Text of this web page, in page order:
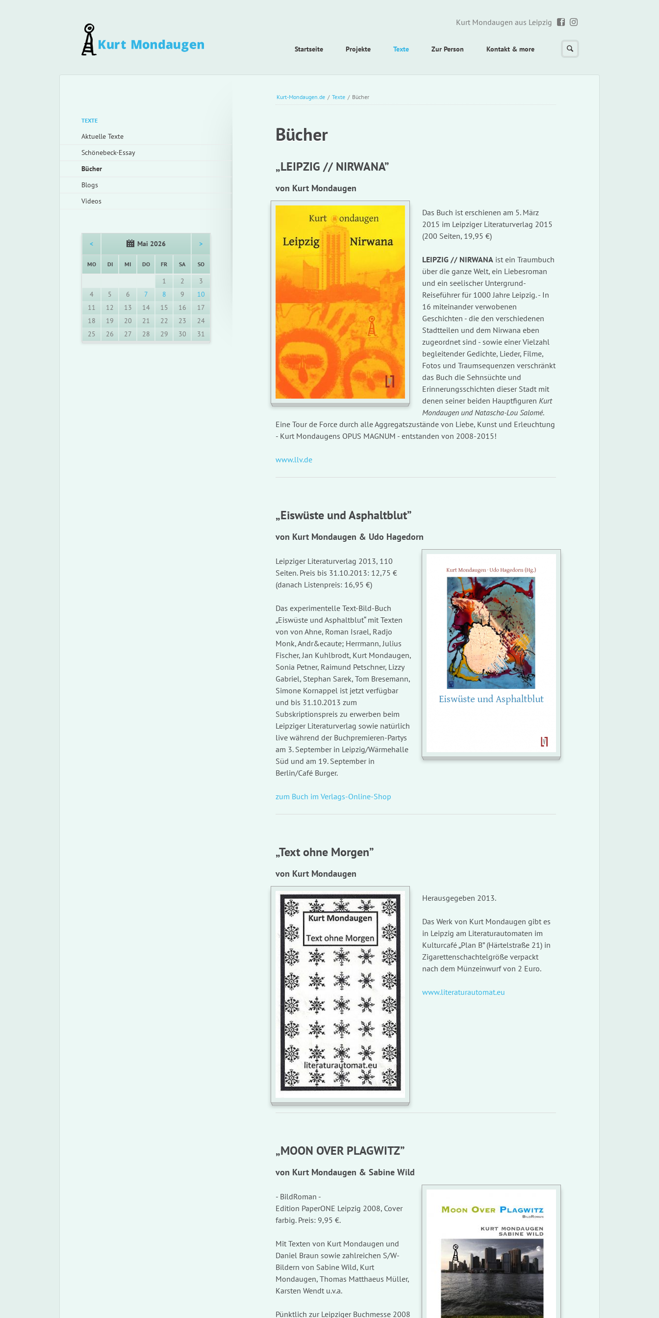
NavigationStartseite Projekte Texte Zur Person Kontakt & more
überspringen
Kurt Mondaugen aus Leipzig
Kurt-Mondaugen.de / Texte / Bücher
Bücher
„LEIPZIG // NIRWANA”
von Kurt Mondaugen
Das Buch ist erschienen am 5. März
2015 im Leipziger Literaturverlag 2015
(200 Seiten, 19,95 €)
LEIPZIG // NIRWANA ist ein Traumbuch
über die ganze Welt, ein Liebesroman
und ein seelischer Untergrund-
Reiseführer für 1000 Jahre Leipzig. - In
16 miteinander verwobenen
Geschichten - die den verschiedenen
Stadtteilen und dem Nirwana eben
zugeordnet sind - sowie einer Vielzahl
begleitender Gedichte, Lieder, Filme,
Fotos und Traumsequenzen verschränkt
das Buch die Sehnsüchte und
Erinnerungsschichten dieser Stadt mit
denen seiner beiden Hauptfiguren Kurt
Mondaugen und Natascha-Lou Salomé.
Eine Tour de Force durch alle Aggregatszustände von Liebe, Kunst und Erleuchtung
- Kurt Mondaugens OPUS MAGNUM - entstanden von 2008-2015!
www.llv.de
„Eiswüste und Asphaltblut”
von Kurt Mondaugen & Udo Hagedorn
Leipziger Literaturverlag 2013, 110
Seiten. Preis bis 31.10.2013: 12,75 €
(danach Listenpreis: 16,95 €)
Das experimentelle Text-Bild-Buch
„Eiswüste und Asphaltblut“ mit Texten
von von Ahne, Roman Israel, Radjo
Monk, Andr&ecaute; Herrmann, Julius
Fischer, Jan Kuhlbrodt, Kurt Mondaugen,
Sonia Petner, Raimund Petschner, Lizzy
Gabriel, Stephan Sarek, Tom Bresemann,
Simone Kornappel ist jetzt verfügbar
und bis 31.10.2013 zum
Subskriptionspreis zu erwerben beim
Leipziger Literaturverlag sowie natürlich
live während der Buchpremieren-Partys
am 3. September in Leipzig/Wärmehalle
Süd und am 19. September in
Berlin/Café Burger.
zum Buch im Verlags-Online-Shop
„Text ohne Morgen”
von Kurt Mondaugen
Herausgegeben 2013.
Das Werk von Kurt Mondaugen gibt es
in Leipzig am Literaturautomaten im
Kulturcafé „Plan B” (Härtelstraße 21) in
Zigarettenschachtelgröße verpackt
nach dem Münzeinwurf von 2 Euro.
www.literaturautomat.eu
„MOON OVER PLAGWITZ”
von Kurt Mondaugen & Sabine Wild
- BildRoman -
Edition PaperONE Leipzig 2008, Cover
farbig. Preis: 9,95 €.
Mit Texten von Kurt Mondaugen und
Daniel Braun sowie zahlreichen S/W-
Bildern von Sabine Wild, Kurt
Mondaugen, Thomas Matthaeus Müller,
Karsten Wendt u.v.a.
Pünktlich zur Leipziger Buchmesse 2008
Navigation
TEXTE
Aktuelle Texte
Schönebeck-Essay
Bücher
Blogs
Videos
< Mai 2026 >
MONTAGDIENSTAG
MITTWOCH
DONNERSTAG
FREITAGSAMSTAG
SONNTAG
1 2
3
4
5 6 7 8 9
10
11
12 13 14 15 16
17
18
19 20 21 22 23
24
25
26 27 28 29 30 31